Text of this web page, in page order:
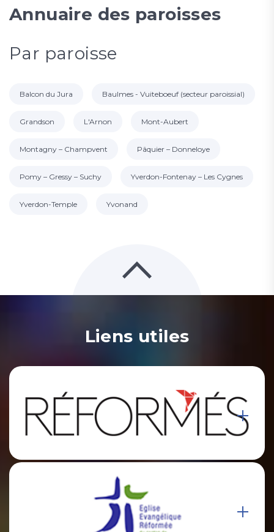
Annuaire des paroisses
Par paroisse
Balcon du Jura Baulmes - Vuiteboeuf (secteur paroissial)
Grandson L'Arnon Mont-Aubert
Montagny – Champvent Pâquier – Donneloye
Pomy – Gressy – Suchy Yverdon-Fontenay – Les Cygnes
Yverdon-Temple Yvonand
Liens utiles